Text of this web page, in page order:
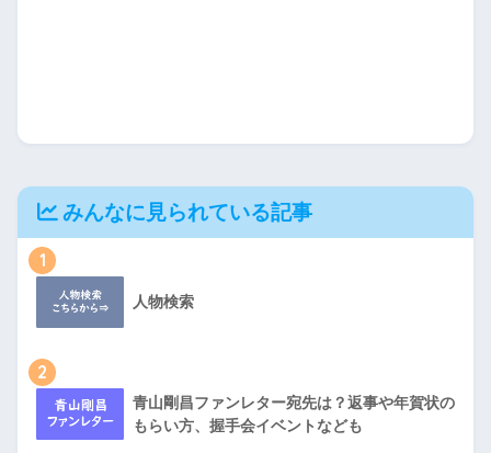
みんなに見られている記事
1
人物検索
2
青山剛昌ファンレター宛先は？返事や年賀状の
もらい方、握手会イベントなども